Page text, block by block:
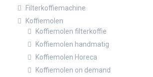
Filterkoffiemachine
Koffiemolen
Koffiemolen filterkoffie
Koffiemolen handmatig
Koffiemolen Horeca
Koffiemolen on demand